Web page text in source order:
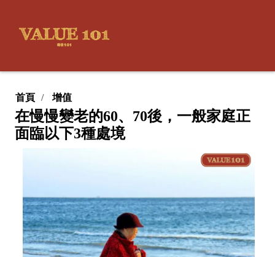
首頁 增值
在慢慢變老的60、70後，一般家庭正
面臨以下3種處境